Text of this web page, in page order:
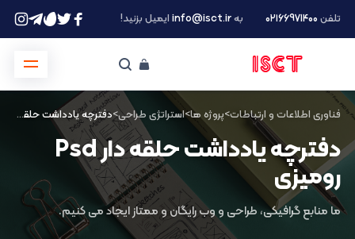
تلفن ۰۲۱66971400 بهinfo@isct.irایمیل بزنید!
فناوری اطلاعات و ارتباطات>پروژه ها>استراتژی طراحی> دفترچه یادداشت حلقه دار Psd رومیزی
دفترچه یادداشت حلقه دار Psd
رومیزی
ما منابع گرافیکی، طراحی و وب رایگان و ممتاز ایجاد می کنیم.